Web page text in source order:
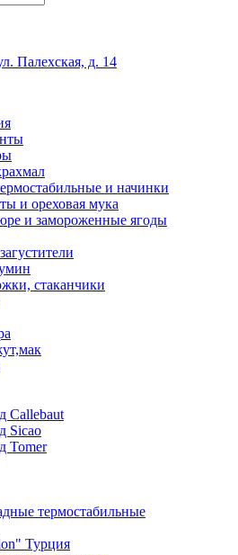
Палехская, д. 14
и начинки
и ореховая мука
и замороженные ягоды
стаканчики
Callebaut
Sicao
Tomer
термостабильные
Турция